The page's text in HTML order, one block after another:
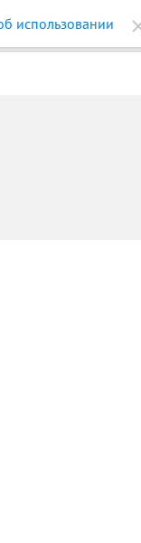
использовании